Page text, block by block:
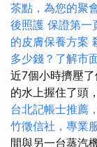
茶點，為您的聚
後照護 保證第一
的皮膚保養方案
多少錢？了解市
近7個小時擠壓
的水上握住了頭
台北記帳士推薦
竹徵信社，專業
間與另一台蒸汽